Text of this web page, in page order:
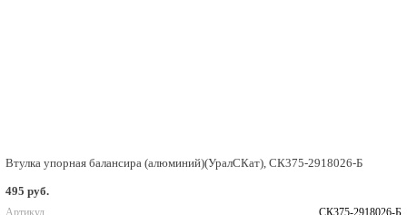
Втулка упорная балансира (алюминий)(УралСКат), СК375-2918026-Б
495 руб.
Артикул СК375-2918026-Б